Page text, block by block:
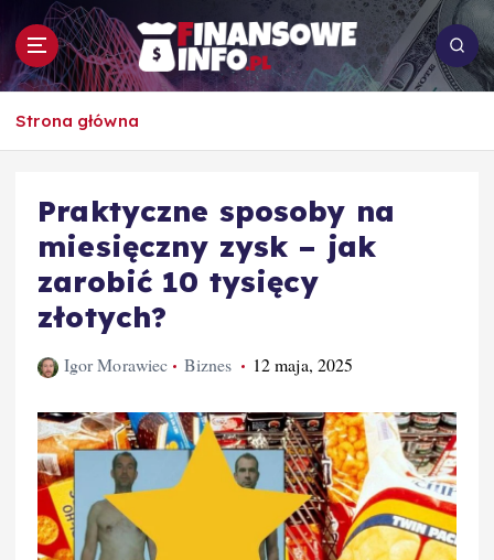
p
To i owo o rachunkowości, pracy, biznesie i
Strona główna
Praktyczne sposoby na
miesięczny zysk – jak
zarobić 10 tysięcy
złotych?
Igor Morawiec Biznes 12 maja, 2025